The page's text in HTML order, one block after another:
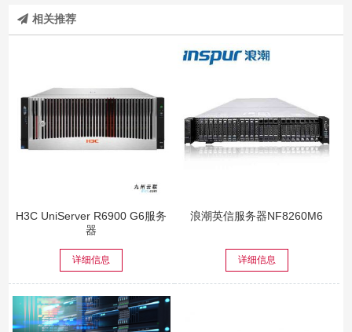
相关推荐
H3C UniServer R6900 G6服务
器
详细信息
浪潮英信服务器NF8260M6
详细信息